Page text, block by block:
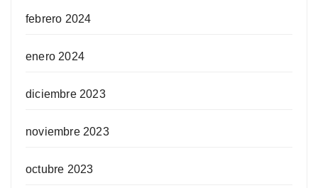
febrero 2024
enero 2024
diciembre 2023
noviembre 2023
octubre 2023